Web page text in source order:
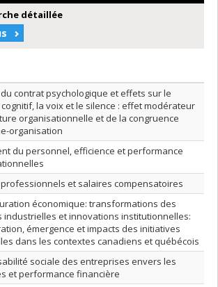
détaillée
en ordre décroissant
contrat psychologique et effets sur le
la voix et le silence : effet modérateur
organisationnelle et de la congruence
organisation
du personnel, efficience et performance
et salaires compensatoires
économique: transformations des
industrielles et innovations institutionnelles:
émergence et impacts des initiatives
dans les contextes canadiens et québécois
sociale des entreprises envers les
et performance financière